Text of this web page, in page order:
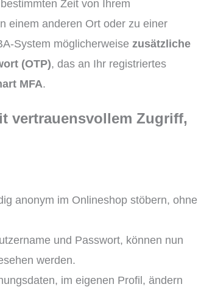
Zeit von Ihrem
einem anderen Ort oder zu einer
System möglicherweisezusätzliche
(OTP), das an Ihr registriertes
MFA.
vertrauensvollem Zugriff,
anonym im Onlineshop stöbern, ohne
und Passwort, können nun
werden.
im eigenen Profil, ändern